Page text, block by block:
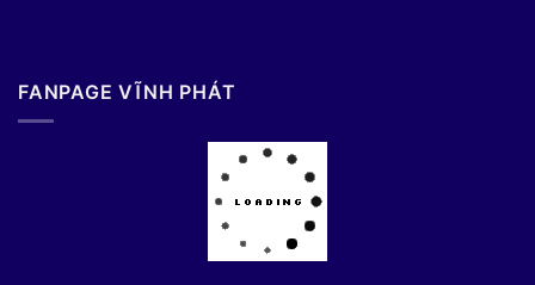
FANPAGE VĨNH PHÁT